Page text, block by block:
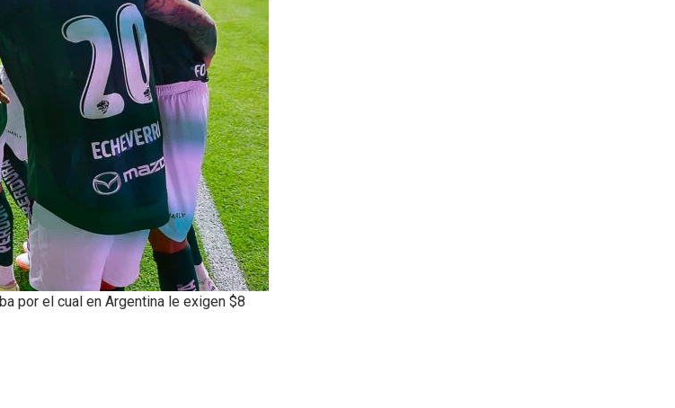
por el cual en Argentina le exigen $8